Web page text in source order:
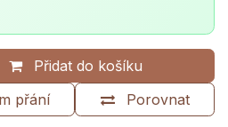
Přidat do košíku
Porovnat
přání